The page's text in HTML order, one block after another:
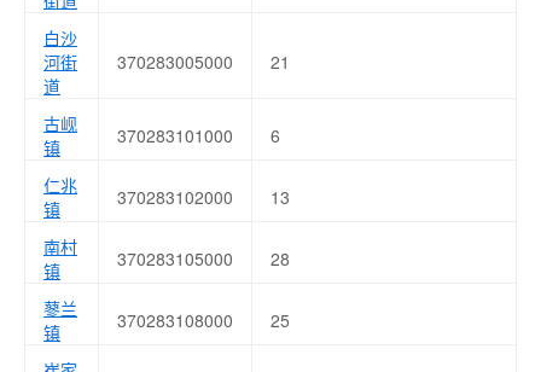
白沙
河街
道
370283005000 21
古岘
镇
370283101000 6
仁兆
镇
370283102000 13
南村
镇
370283105000 28
蓼兰
镇
370283108000 25